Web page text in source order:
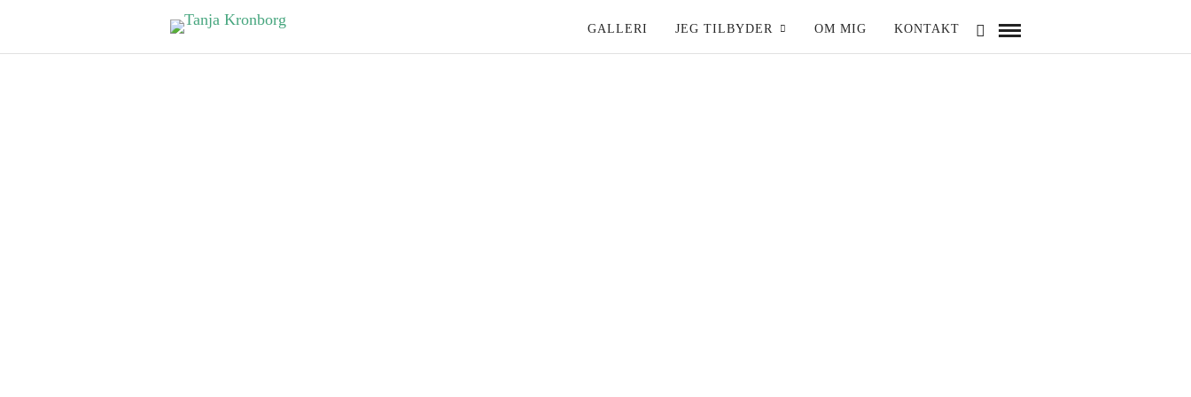
GALLERI JEG TILBYDER OM MIG KONTAKT